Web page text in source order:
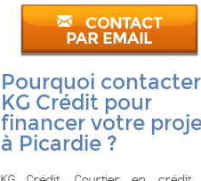
CONTACT
PAR EMAIL
Pourquoi contacter
KG Crédit pour
financer votre
à Picardie ?